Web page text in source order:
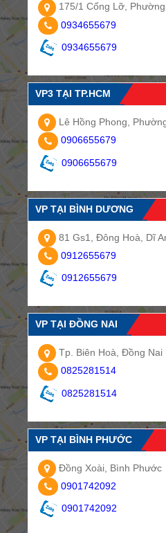
175/1 Cống Lỡ,
0934655679
0934655679
VP3 TẠI TP.HCM
Lê Hồng Phong,
0906655679
0906655679
VP TẠI BÌNH DƯƠNG
81 Gs1, Đông Hoà, Dĩ
0912655679
0912655679
VP TẠI ĐỒNG NAI
Tp. Biên Hoà, Đồng Nai
0825281514
0825281514
VP TẠI BÌNH PHƯỚC
Đồng Xoài, Bình Phước
0901742092
0901742092